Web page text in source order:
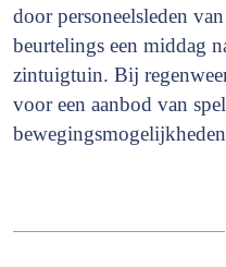
door personeelsleden
beurtelings een middag
zintuigtuin. Bij
voor een aanbod van